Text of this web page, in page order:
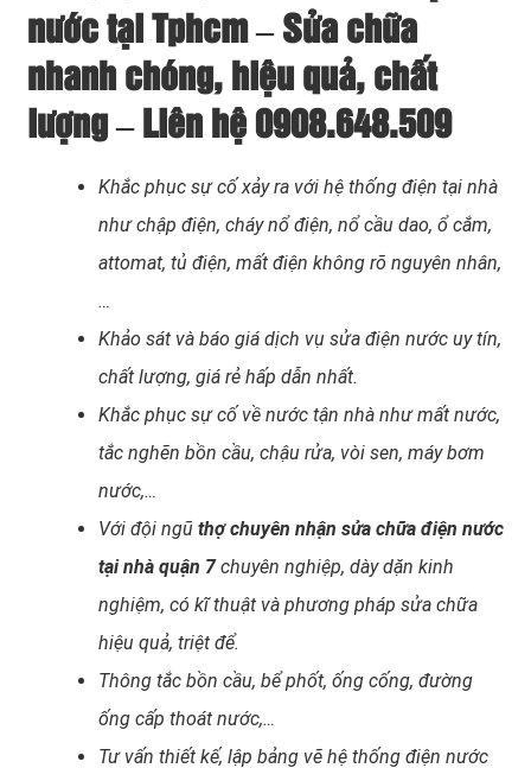
nước tại Tphcm – Sửa chữa
nhanh chóng, hiệu quả, chất
lượng – Liên hệ 0908.648.509
Khắc phục sự cố xảy ra với hệ thống điện tại nhà
như chập điện, cháy nổ điện, nổ cầu dao, ổ cắm,
attomat, tủ điện, mất điện không rõ nguyên nhân,
…
Khảo sát và báo giá dịch vụ sửa điện nước uy tín,
chất lượng, giá rẻ hấp dẫn nhất.
Khắc phục sự cố về nước tận nhà như mất nước,
tắc nghẽn bồn cầu, chậu rửa, vòi sen, máy bơm
nước,…
Với đội ngũ thợ chuyên nhận sửa chữa điện nước
tại nhà quận 7chuyên nghiệp, dày dặn kinh
nghiệm, có kĩ thuật và phương pháp sửa chữa
hiệu quả, triệt để.
Thông tắc bồn cầu, bể phốt, ống cống, đường
ống cấp thoát nước,…
Tư vấn thiết kế, lập bảng vẽ hệ thống điện nước